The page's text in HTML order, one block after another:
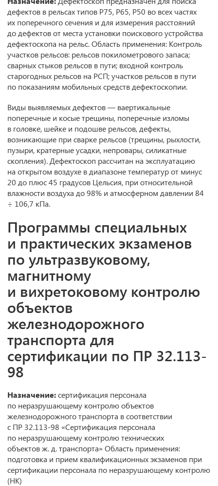
дефектов в рельсах типов Р75, Р65, Р50 во всех частях
их поперечного сечения и для измерения расстояний
до дефектов от места установки поискового устройства
дефектоскопа на рельс. Область применения: Контроль
участков рельсов: рельсов покилометрового запаса;
сварных стыков рельсов в пути; входной контроль
старогодных рельсов на РСП; участков рельсов в пути
по показаниям мобильных средств дефектоскопии.
Виды выявляемых дефектов — вaертикальные
поперечные и косые трещины, поперечные изломы
в головке, шейке и подошве рельсов, дефекты,
возникающие при сварке рельсов (трещины, рыхлости,
пузыри, кратерные усадки, непровары, силикатные
скопления). Дефектоскоп рассчитан на эксплуатацию
на открытом воздухе в диапазоне температур от минус
20 до плюс 45 градусов Цельсия, при относительной
влажности воздуха до 98% и атмосферном давлении 84
÷ 106,7 кПа.
Программы специальных
и практических экзаменов
по ультразвуковому,
магнитному
и вихретоковому контролю
объектов
железнодорожного
транспорта для
сертификации по ПР 32.113-
98
Назначение:сертификация персонала
по неразрушающему контролю объектов
железнодорожного транспорта в соответствии
с ПР 32.113-98 «Сертификация персонала
по неразрушающему контролю технических
объектов ж. д. транспорта» Область применения:
подготовка и прием квалификационных экзаменов при
сертификации персонала по неразрушающему контролю
(НК)